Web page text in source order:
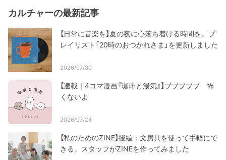
カルチャーの最新記事
【日常に音楽を】夏の夜に心落ち着ける時間を。プ
レイリスト「20時のおつかれさま」を更新しました
2026/07/30
【連載｜4コマ漫画『珈琲と湯気』】ブブブブブ 怖
くないよ
2026/07/24
【私のためのZINE】後編：文房具を使って手軽にで
きる。スタッフがZINEを作ってみました